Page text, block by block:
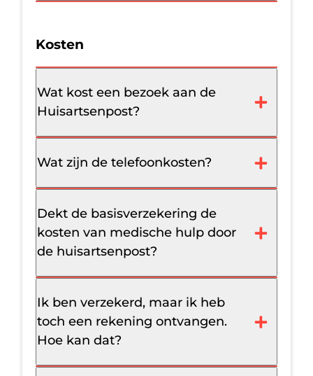
Kosten
Wat kost een bezoek aan de
Huisartsenpost?
Wat zijn de telefoonkosten?
Dekt de basisverzekering de
kosten van medische hulp door
de huisartsenpost?
Ik ben verzekerd, maar ik heb
toch een rekening ontvangen.
Hoe kan dat?